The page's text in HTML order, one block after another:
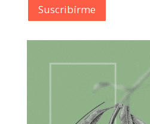
Suscribírme